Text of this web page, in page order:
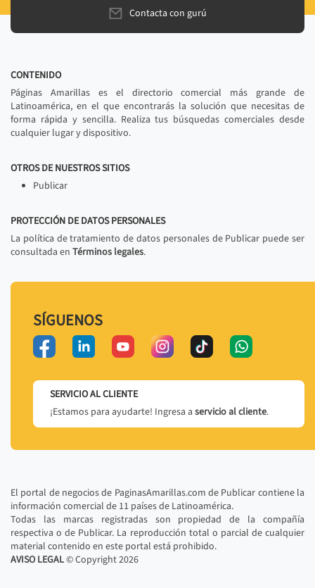
Contacta con gurú
CONTENIDO
Páginas Amarillas es el directorio comercial más grande de
Latinoamérica, en el que encontrarás la solución que necesitas de
forma rápida y sencilla. Realiza tus búsquedas comerciales desde
cualquier lugar y dispositivo.
OTROS DE NUESTROS SITIOS
Publicar
PROTECCIÓN DE DATOS PERSONALES
La política de tratamiento de datos personales de Publicar puede ser
consultada en Términos legales.
SÍGUENOS
SERVICIO AL CLIENTE
¡Estamos para ayudarte! Ingresa a servicio al cliente.
El portal de negocios de PaginasAmarillas.com de Publicar contiene la
información comercial de 11 países de Latinoamérica.
Todas las marcas registradas son propiedad de la compañía
respectiva o de Publicar. La reproducción total o parcial de cualquier
material contenido en este portal está prohibido.
AVISO LEGAL© Copyright2026